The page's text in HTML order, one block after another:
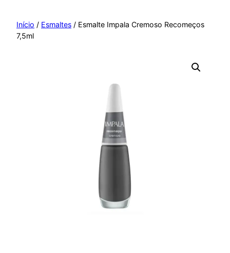
paraInício / Esmaltes / Esmalte Impala Cremoso Recomeços
7,5ml